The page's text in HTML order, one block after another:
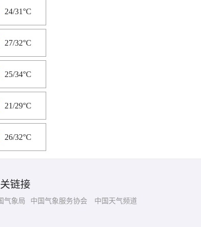
24/31°C
27/32°C
25/34°C
21/29°C
26/32°C
链接
气象局 中国气象服务协会 中国天气频道